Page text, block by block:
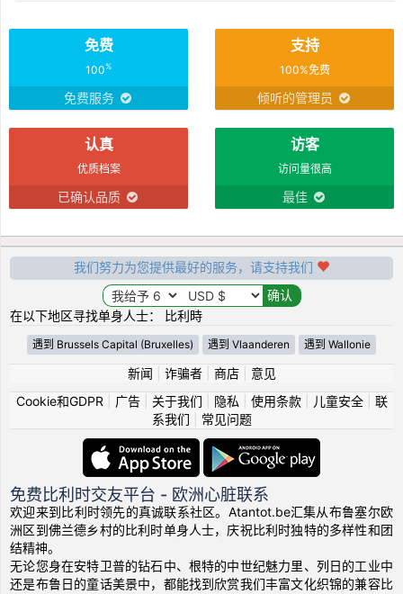
免费
100%
免费服务
支持
100%免费
倾听的管理员
认真
优质档案
已确认品质
访客
访问量很高
最佳
我们努力为您提供最好的服务，请支持我们
在以下地区寻找单身人士： 比利時
遇到 Brussels Capital (Bruxelles) 遇到 Vlaanderen 遇到 Wallonie
新闻 诈骗者| 商店| 意见
Cookie和GDPR
广告| 关于我们 隐私 使用条款| 儿童安全| 联
系我们
常见问题
免费比利时交友平台 - 欧洲心脏联系
欢迎来到比利时领先的真诚联系社区。Atantot.be汇集从布鲁塞尔欧
洲区到佛兰德乡村的比利时单身人士，庆祝比利时独特的多样性和团
结精神。
无论您身在安特卫普的钻石中、根特的中世纪魅力里、列日的工业中
还是布鲁日的童话美景中，都能找到欣赏我们丰富文化织锦的兼容比